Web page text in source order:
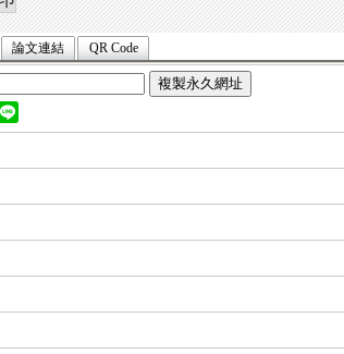
論文連結 QR Code
複製永久網址